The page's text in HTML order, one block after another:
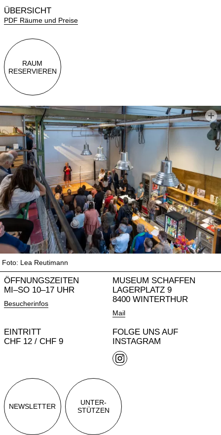
ÜBERSICHT
PDF Räume und Preise
RAUM
RESERVIEREN
Foto: Lea Reutimann
ÖFFNUNGSZEITEN
MI–SO 10–17 UHR
Besucherinfos
MUSEUM SCHAFFEN
LAGERPLATZ 9
8400 WINTERTHUR
Mail
EINTRITT
CHF 12 / CHF 9
FOLGE UNS AUF
INSTAGRAM
NEWSLETTER
UNTER-
STÜTZEN